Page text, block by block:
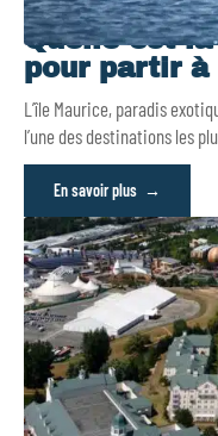
Quelle est
pour partir à
L’île Maurice, paradis
l’une des destinations les
En savoir plus